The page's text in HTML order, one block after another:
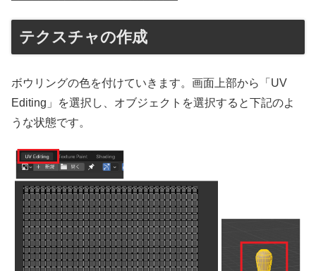
テクスチャの作成
ボウリングの色を付けていきます。画面上部から「UV
Editing」を選択し、オブジェクトを選択すると下記のよ
うな状態です。